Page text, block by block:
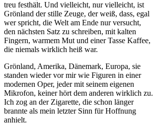
treu festhält. Und vielleicht, nur vielleicht, ist
Grönland der stille Zeuge, der weiß, dass, egal
wer spricht, die Welt am Ende nur versucht,
den nächsten Satz zu schreiben, mit kalten
Fingern, warmem Mut und einer Tasse Kaffee,
die niemals wirklich heiß war.
Grönland, Amerika, Dänemark, Europa, sie
standen wieder vor mir wie Figuren in einer
modernen Oper, jeder mit seinem eigenen
Mikrofon, keiner hört dem anderen wirklich zu.
Ich zog an der Zigarette, die schon länger
brannte als mein letzter Sinn für Hoffnung
anhielt.